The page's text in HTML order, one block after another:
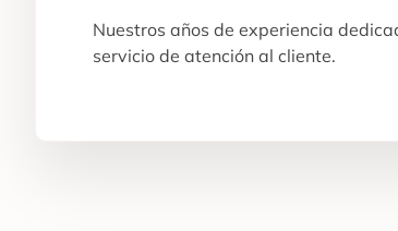
Nuestros años de experiencia
servicio de atención al cliente.